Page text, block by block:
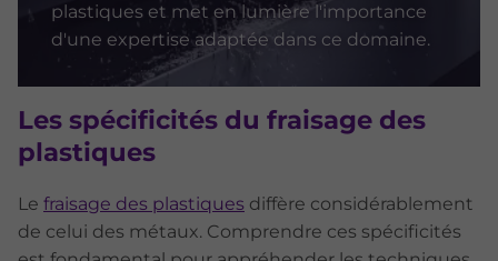
plastiques et met en lumière l'importance
d'une expertise adaptée dans ce domaine.
Les spécificités du fraisage des
plastiques
Le fraisage des plastiques diffère considérablement
de celui des métaux. Comprendre ces spécificités